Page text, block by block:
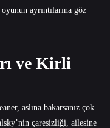
ayrıntılarına göz
ve Kirli
aslına bakarsanız çok
çaresizliği, ailesine